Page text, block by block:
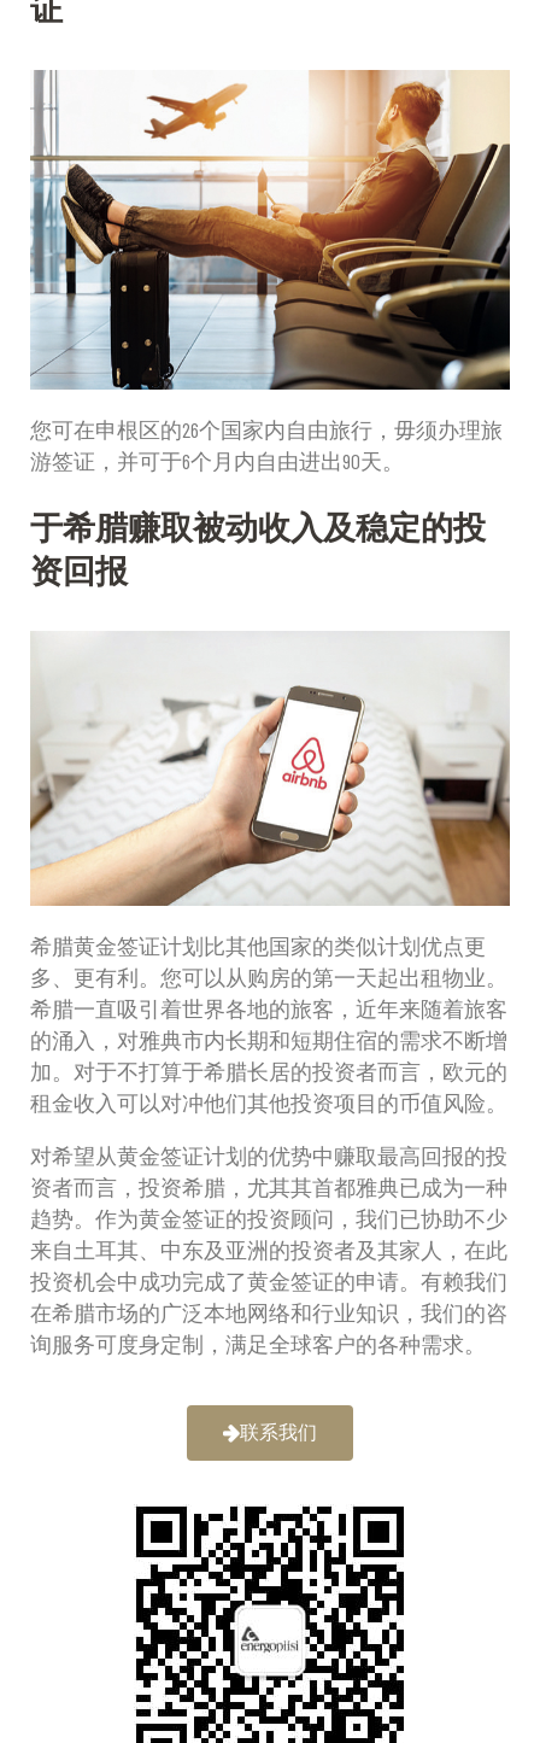
证
您可在申根区的26个国家内自由旅行，毋须办理旅
游签证，并可于6个月内自由进出90天。
于希腊赚取被动收入及稳定的投
资回报
希腊黄金签证计划比其他国家的类似计划优点更
多、更有利。您可以从购房的第一天起出租物业。
希腊一直吸引着世界各地的旅客，近年来随着旅客
的涌入，对雅典市内长期和短期住宿的需求不断增
加。对于不打算于希腊长居的投资者而言，欧元的
租金收入可以对冲他们其他投资项目的币值风险。
对希望从黄金签证计划的优势中赚取最高回报的投
资者而言，投资希腊，尤其其首都雅典已成为一种
趋势。作为黄金签证的投资顾问，我们已协助不少
来自土耳其、中东及亚洲的投资者及其家人，在此
投资机会中成功完成了黄金签证的申请。有赖我们
在希腊市场的广泛本地网络和行业知识，我们的咨
询服务可度身定制，满足全球客户的各种需求。
联系我们